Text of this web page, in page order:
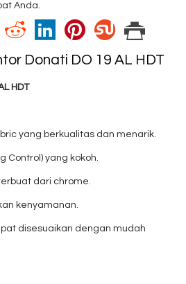
Anda.
Donati DO 19 AL HDT
HDT
yang berkualitas dan menarik.
Control) yang kokoh.
dari chrome.
kenyamanan.
disesuaikan dengan mudah